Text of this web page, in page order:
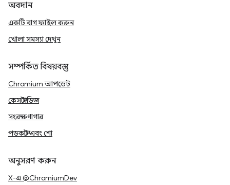
অবদান
একটি বাগ ফাইল করুন
খোলা সমস্যা দেখুন
সম্পর্কিত বিষয়বস্তু
Chromium আপডেট
কেস স্টাডিজ
সংরক্ষণাগার
পডকাস্ট এবং শো
অনুসরণ করুন
X-এ @ChromiumDev